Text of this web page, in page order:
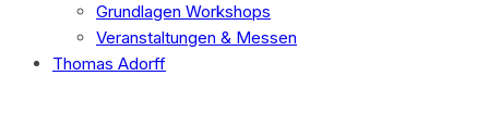
Grundlagen Workshops
Veranstaltungen & Messen
Thomas Adorff